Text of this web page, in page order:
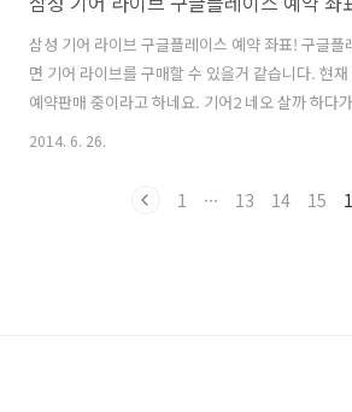
삼성 기어 라이브 구글플레이스 예약 좌표! 구글플
면 기어 라이브를 구매할 수 있을거 같습니다. 현
예약판매 중이라고 하네요. 기어2 네오 살까 하다
메라 빠지고. 짜증중에 기어 라이브 판매 소식을 알
사항) https://play.google.com/store/
2014. 6. 26.
1 ··· 13 14 15